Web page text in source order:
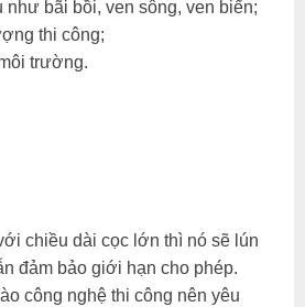
như bãi bồi, ven sông, ven biển;
thi công;
trường.
chiều dài cọc lớn thì nó sẽ lún
đảm bảo giới hạn cho phép.
công nghệ thi công nên yêu